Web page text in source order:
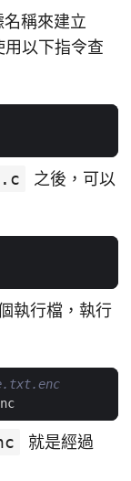
名稱來建立
以下指令查
之後，可以
執行檔，執行
就是經過